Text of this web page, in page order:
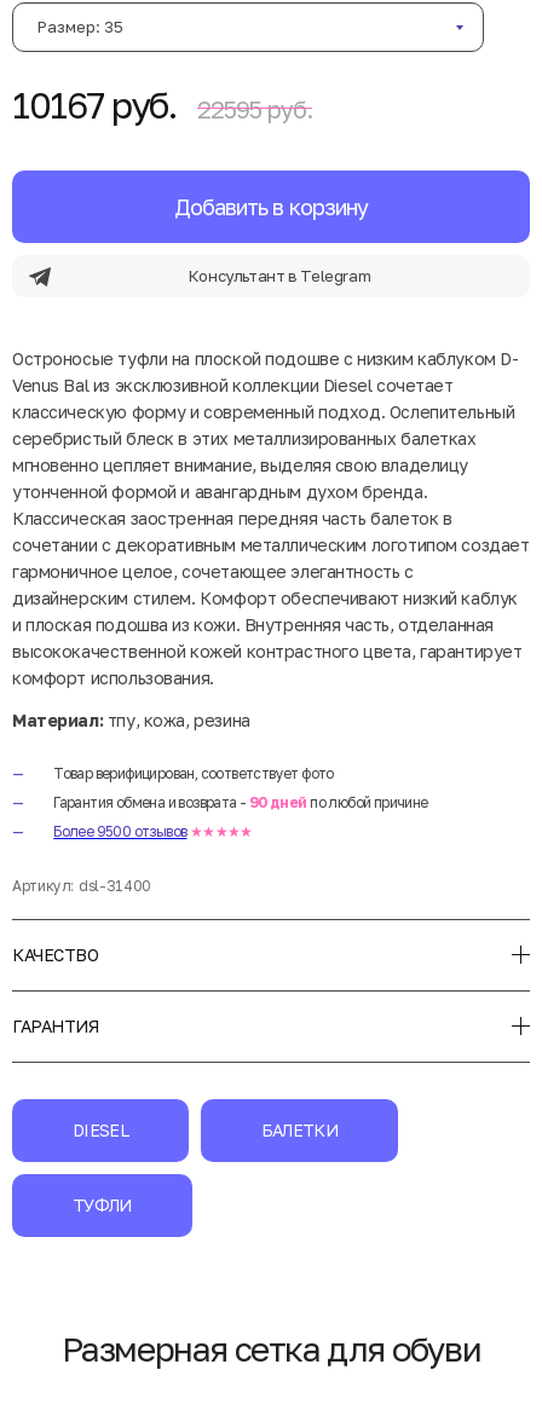
Размер: 35
10167 руб. 22595 руб.
Добавить в корзину
Консультант в Telegram
Остроносые туфли на плоской подошве с низким каблуком D-
Venus Bal из эксклюзивной коллекции Diesel сочетает
классическую форму и современный подход. Ослепительный
серебристый блеск в этих металлизированных балетках
мгновенно цепляет внимание, выделяя свою владелицу
утонченной формой и авангардным духом бренда.
Классическая заостренная передняя часть балеток в
сочетании с декоративным металлическим логотипом создает
гармоничное целое, сочетающее элегантность с
дизайнерским стилем. Комфорт обеспечивают низкий каблук
и плоская подошва из кожи. Внутренняя часть, отделанная
высококачественной кожей контрастного цвета, гарантирует
комфорт использования.
Материал: тпу, кожа, резина
Товар верифицирован, соответствует фото
Гарантия обмена и возврата - 90 дней по любой причине
Более 9500 отзывов ★★★★★
Артикул: dsl-31400
КАЧЕСТВО
ГАРАНТИЯ
DIESEL БАЛЕТКИ
ТУФЛИ
Размерная сетка для обуви